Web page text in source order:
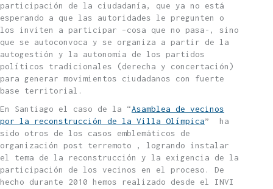
participación de la ciudadanía, que ya no está
esperando a que las autoridades le pregunten o
los inviten a participar –cosa que no pasa-, sino
que se autoconvoca y se organiza a partir de la
autogestión y la autonomía de los partidos
políticos tradicionales (derecha y concertación)
para generar movimientos ciudadanos con fuerte
base territorial.
En Santiago el caso de la “Asamblea de vecinos
por la reconstrucción de la Villa Olímpica” ha
sido otros de los casos emblemáticos de
organización post terremoto , logrando instalar
el tema de la reconstrucción y la exigencia de la
participación de los vecinos en el proceso. De
hecho durante 2010 hemos realizado desde el INVI